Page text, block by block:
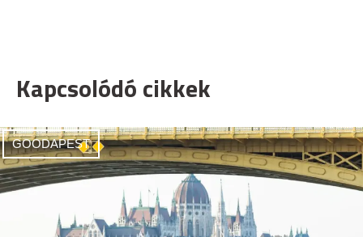
Kapcsolódó cikkek
GOODAPEST